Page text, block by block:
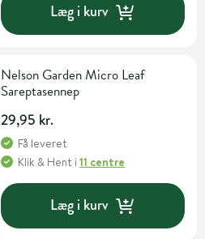
Læg i kurv
Nelson Garden Micro Leaf
Sareptasennep
29,95 kr.
Få leveret
Klik & Hent i11 centre
Læg i kurv